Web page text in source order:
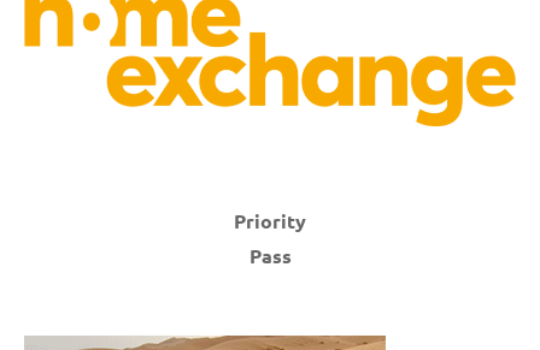
Priority
Pass